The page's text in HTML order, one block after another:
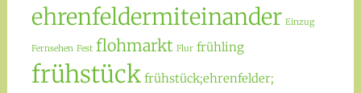
ehrenfeldermiteinander Einzug
Fernsehen Fest flohmarkt Flur frühling
frühstück frühstück;ehrenfelder;